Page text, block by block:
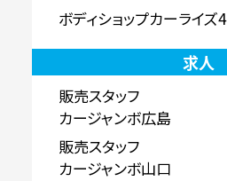
ボディショップカーライズ4
求人
販売スタッフ
カージャンボ広島
販売スタッフ
カージャンボ山口